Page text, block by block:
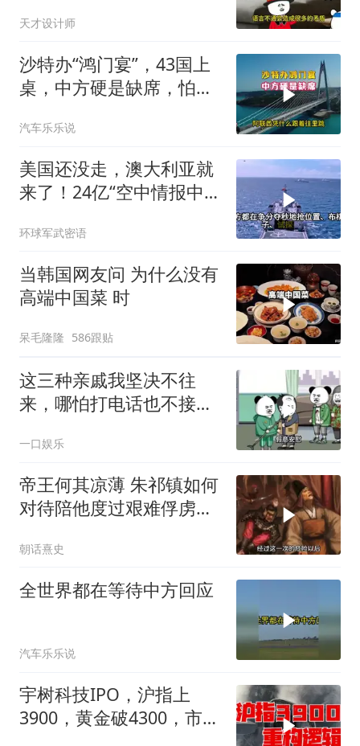
天才设计师
沙特办“鸿门宴”，43国上
桌，中方硬是缺席，怕得
汽车乐乐说
美国还没走，澳大利亚就
来了！24亿“空中情报中
环球军武密语
当韩国网友问 为什么没有
高端中国菜 时
呆毛隆隆 586跟贴
这三种亲戚我坚决不往
来，哪怕打电话也不接，
一口娱乐
帝王何其凉薄 朱祁镇如何
对待陪他度过艰难俘虏生
朝话熹史
全世界都在等待中方回应
汽车乐乐说
宇树科技IPO，沪指上
3900，黄金破4300，市场